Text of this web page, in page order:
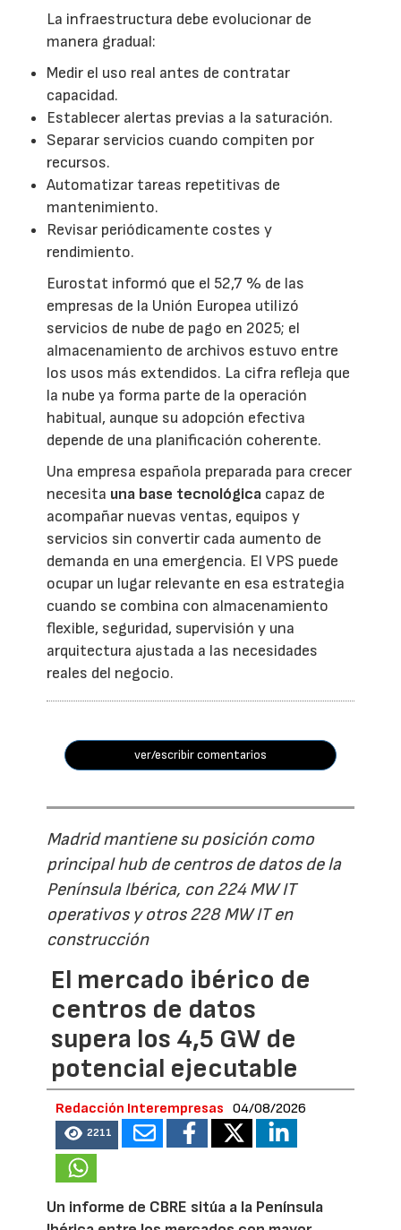
La infraestructura debe evolucionar de
manera gradual:
Medir el uso real antes de contratar
capacidad.
Establecer alertas previas a la saturación.
Separar servicios cuando compiten por
recursos.
Automatizar tareas repetitivas de
mantenimiento.
Revisar periódicamente costes y
rendimiento.
Eurostat informó que el 52,7 % de las
empresas de la Unión Europea utilizó
servicios de nube de pago en 2025; el
almacenamiento de archivos estuvo entre
los usos más extendidos. La cifra refleja que
la nube ya forma parte de la operación
habitual, aunque su adopción efectiva
depende de una planificación coherente.
Una empresa española preparada para crecer
necesita una base tecnológica capaz de
acompañar nuevas ventas, equipos y
servicios sin convertir cada aumento de
demanda en una emergencia. El VPS puede
ocupar un lugar relevante en esa estrategia
cuando se combina con almacenamiento
flexible, seguridad, supervisión y una
arquitectura ajustada a las necesidades
reales del negocio.
ver/escribir comentarios
Madrid mantiene su posición como
principal hub de centros de datos de la
Península Ibérica, con 224 MW IT
operativos y otros 228 MW IT en
construcción
El mercado ibérico de
centros de datos
supera los 4,5 GW de
potencial ejecutable
Redacción Interempresas 04/08/2026
2211
Un informe de CBRE sitúa a la Península